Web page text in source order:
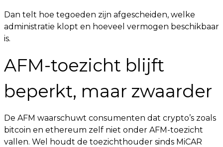
Dan telt hoe tegoeden zijn afgescheiden, welke
administratie klopt en hoeveel vermogen beschikbaar
is.
AFM-toezicht blijft
beperkt, maar zwaarder
De AFM waarschuwt consumenten dat crypto’s zoals
bitcoin en ethereum zelf niet onder AFM-toezicht
vallen. Wel houdt de toezichthouder sinds MiCAR